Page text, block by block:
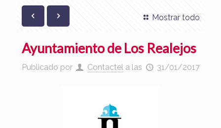
Mostrar todo
Ayuntamiento de Los Realejos
Publicado por Contactel a las 31/01/2017